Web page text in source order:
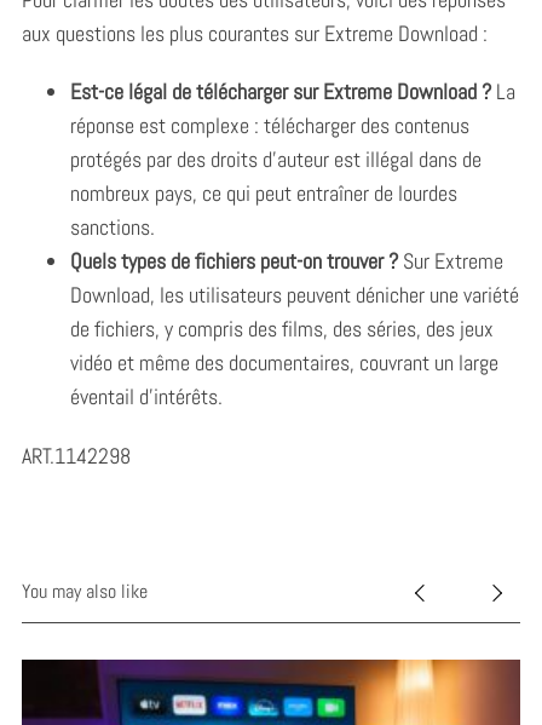
aux questions les plus courantes sur Extreme Download :
Est-ce légal de télécharger sur Extreme Download ?La
réponse est complexe : télécharger des contenus
protégés par des droits d’auteur est illégal dans de
nombreux pays, ce qui peut entraîner de lourdes
sanctions.
Quels types de fichiers peut-on trouver ?Sur Extreme
Download, les utilisateurs peuvent dénicher une variété
de fichiers, y compris des films, des séries, des jeux
vidéo et même des documentaires, couvrant un large
éventail d’intérêts.
ART.1142298
You may also like